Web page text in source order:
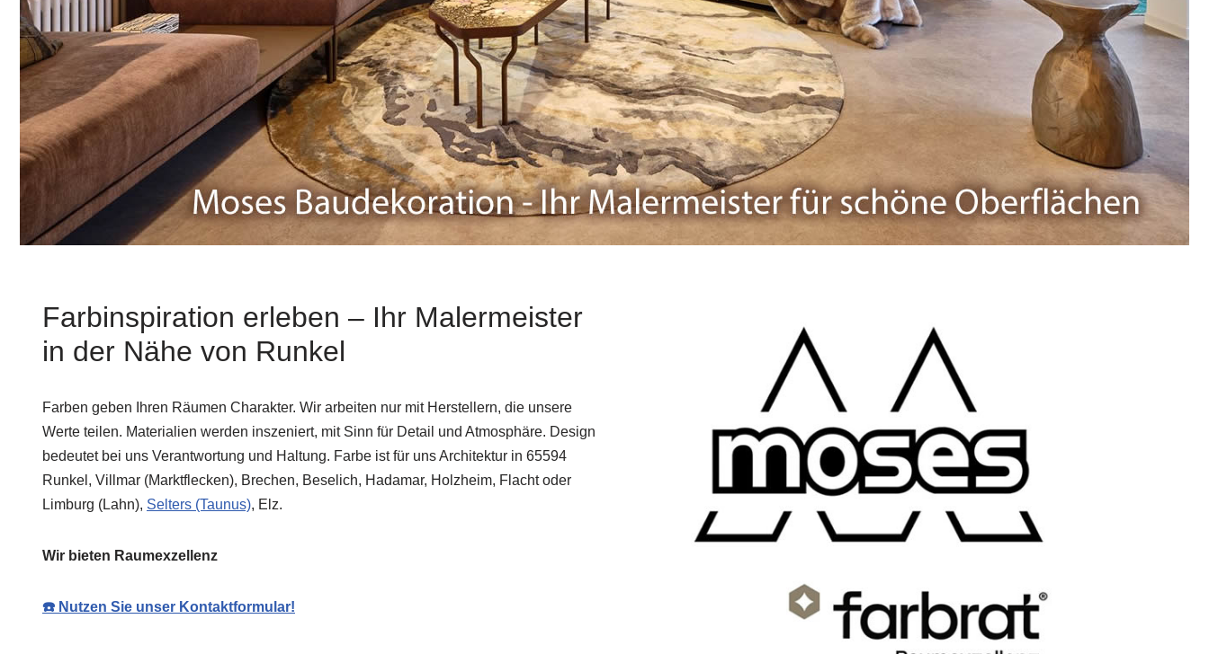
Farbinspiration erleben – Ihr Malermeister
in der Nähe von Runkel
Farben geben Ihren Räumen Charakter. Wir arbeiten nur mit Herstellern, die unsere
Werte teilen. Materialien werden inszeniert, mit Sinn für Detail und Atmosphäre. Design
bedeutet bei uns Verantwortung und Haltung. Farbe ist für uns Architektur in 65594
Runkel, Villmar (Marktflecken), Brechen, Beselich, Hadamar, Holzheim, Flacht oder
Limburg (Lahn), Selters (Taunus), Elz.
Wir bieten Raumexzellenz
☎️ Nutzen Sie unser Kontaktformular!